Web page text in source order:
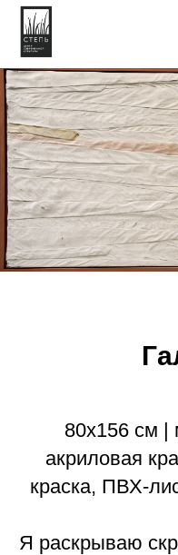
80х156 см |
акриловая
краска, ПВХ-
Я раскрываю